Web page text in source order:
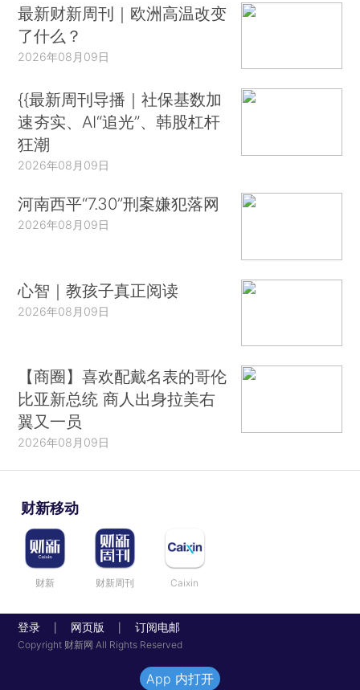
最新财新周刊｜欧洲高温改变
了什么？
2026年08月09日
{{最新周刊导播｜社保基数加
速夯实、AI“追光”、韩股杠杆
狂潮
2026年08月09日
河南西平“7.30”刑案嫌犯落网
2026年08月09日
心智｜教孩子真正阅读
2026年08月09日
【商圈】喜欢配戴名表的哥伦
比亚新总统 商人出身拉美右
翼又一员
2026年08月09日
财新移动
财新 财新周刊 Caixin
登录 网页版 订阅电邮
Copyright 财新网 All Rights Reserved
App 内打开